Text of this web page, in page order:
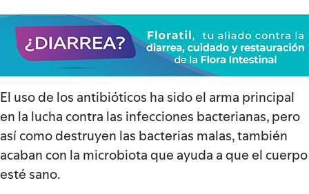
El uso de los antibióticos ha sido el arma principal
en la lucha contra las infecciones bacterianas, pero
así como destruyen las bacterias malas, también
acaban con la microbiota que ayuda a que el cuerpo
esté sano.